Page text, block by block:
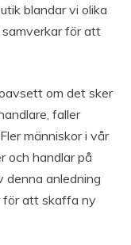
blandar vi olika
samverkar för att
om det sker
faller
människor i vår
och handlar på
denna anledning
för att skaffa ny